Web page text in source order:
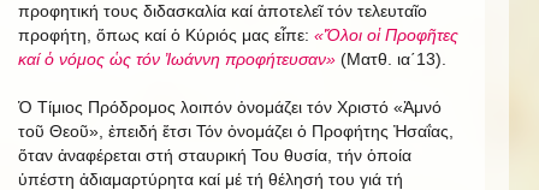
προφητική τους διδασκαλία καί ἀποτελεῖ τόν τελευταῖο
προφήτη, ὅπως καί ὁ Κύριός μας εἶπε: «Ὅλοι οἱ Προφῆτες
καί ὁ νόμος ὡς τόν Ἰωάννη προφήτευσαν» (Ματθ. ια΄13).
Ὁ Τίμιος Πρόδρομος λοιπόν ὀνομάζει τόν Χριστό «Ἀμνό
τοῦ Θεοῦ», ἐπειδή ἔτσι Τόν ὀνομάζει ὁ Προφήτης Ἠσαΐας,
ὅταν ἀναφέρεται στή σταυρική Του θυσία, τήν ὁποία
ὑπέστη ἀδιαμαρτύρητα καί μέ τή θέλησή του γιά τή